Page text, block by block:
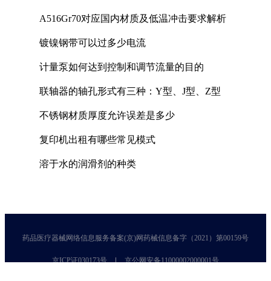
A516Gr70对应国内材质及低温冲击要求解析
镀镍钢带可以过多少电流
计量泵如何达到控制和调节流量的目的
联轴器的轴孔形式有三种：Y型、J型、Z型
不锈钢材质厚度允许误差是多少
复印机出租有哪些常见模式
溶于水的润滑剂的种类
药品医疗器械网络信息服务备案(京)网药械信息备字（2021）第00159号
京ICP证030173号 京公网安备11000002000001号